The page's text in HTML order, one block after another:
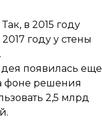
в 2015 году
году у стены
появилась еще
фоне решения
2,5 млрд